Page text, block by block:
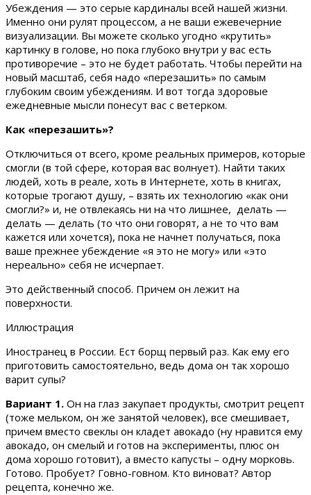
Убеждения — это серые кардиналы всей нашей жизни.
Именно они рулят процессом, а не ваши ежевечерние
визуализации. Вы можете сколько угодно «крутить»
картинку в голове, но пока глубоко внутри у вас есть
противоречие – это не будет работать. Чтобы перейти на
новый масштаб, себя надо «перезашить» по самым
глубоким своим убеждениям. И вот тогда здоровые
ежедневные мысли понесут вас с ветерком.
Как «перезашить»?
Отключиться от всего, кроме реальных примеров, которые
смогли (в той сфере, которая вас волнует). Найти таких
людей, хоть в реале, хоть в Интернете, хоть в книгах,
которые трогают душу, – взять их технологию «как они
смогли?» и, не отвлекаясь ни на что лишнее, делать —
делать — делать (то что они говорят, а не то что вам
кажется или хочется), пока не начнет получаться, пока
ваше прежнее убеждение «я это не могу» или «это
нереально» себя не исчерпает.
Это действенный способ. Причем он лежит на
поверхности.
Иллюстрация
Иностранец в России. Ест борщ первый раз. Как ему его
приготовить самостоятельно, ведь дома он так хорошо
варит супы?
Вариант 1. Он на глаз закупает продукты, смотрит рецепт
(тоже мельком, он же занятой человек), все смешивает,
причем вместо свеклы он кладет авокадо (ну нравится ему
авокадо, он смелый и готов на эксперименты, плюс он
дома хорошо готовит), а вместо капусты – одну морковь.
Готово. Пробует? Говно-говном. Кто виноват? Автор
рецепта, конечно же.